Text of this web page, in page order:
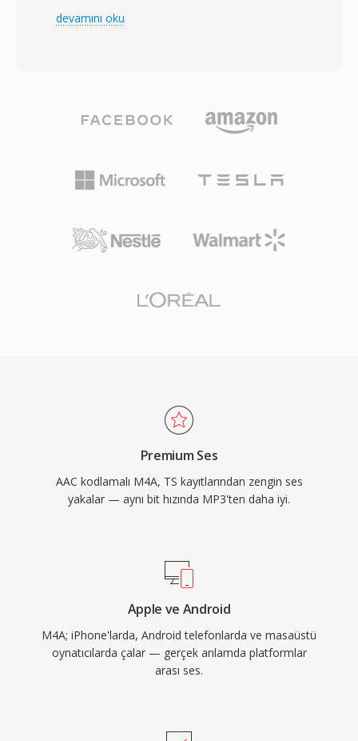
Program Spesifik Bilgi (PSI) tablolarıyla birden
olarak MPEG-2 video, H.264 veya
HEVC&#039;yı AAC, AC-3 veya MPEG ses ile
standartları ile HTTP Live Streaming (HLS)
kullanılarak dünya çapında dijital televizyon
dağıtımının omurgasıdır. Dayanıklılık,
TS&#039;yı canlı yayın zincirleri ve dosya
akışlarını video destekli MP4 dosyalarından
ancak Apple Lossless (ALAC) veri yükleri de aynı
geliştirilmiş spektral bant replikasyonu,
zamansal gürültü şekillendirme ve iyileştirilmiş
hızlarında MP3&#039;ten daha i̇yi ses kalitesi
desteklenir. Apple ekosistemiyle entegrasyon
kapsar. Formatı tanımlayan üç somut avantaj:
eski kayıplı kodeklere kıyasla üstün kodlama
verimliliği, MP4 atom yapısı aracılığıyla zengin
üst veri (kapak resmi, bölümler, şarkı sözleri) ve
hem kayıplı hem kayıpsız iş akışlarına hizmet
devamını oku
Premium Ses
AAC kodlamalı M4A, TS kayıtlarından zengin ses
yakalar — aynı bit hızında MP3'ten daha iyi.
Apple ve Android
M4A; iPhone'larda, Android telefonlarda ve masaüstü
oynatıcılarda çalar — gerçek anlamda platformlar
arası ses.